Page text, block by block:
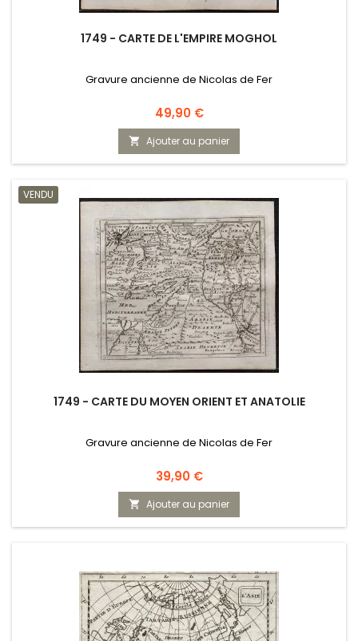
1749 - CARTE DE L'EMPIRE MOGHOL
Gravure ancienne de Nicolas de Fer
Prix
49,90 €
 Ajouter au panier
VENDU
1749 - CARTE DU MOYEN ORIENT ET ANATOLIE
Gravure ancienne de Nicolas de Fer
Prix
39,90 €
 Ajouter au panier